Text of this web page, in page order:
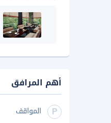
أهم المرافق
المواقف